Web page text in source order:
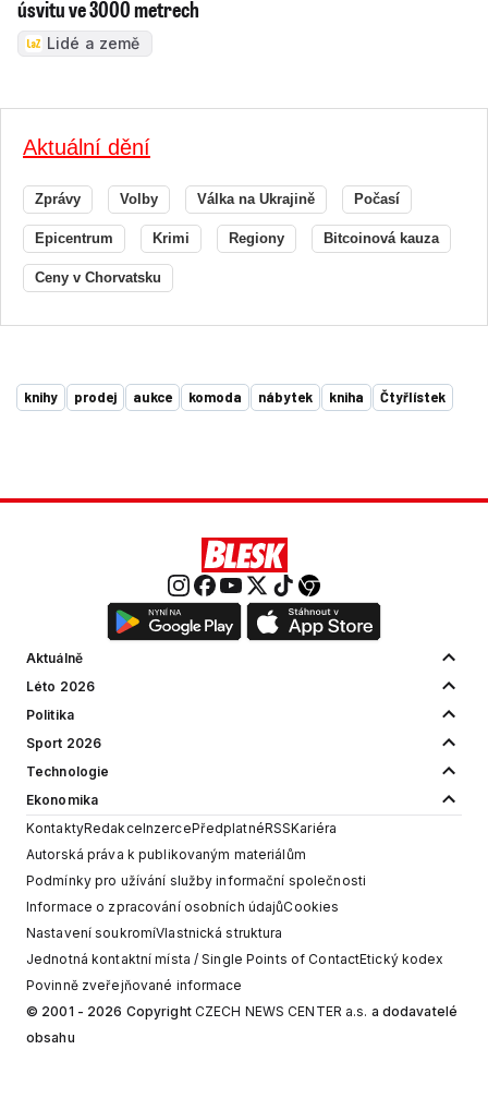
úsvitu ve 3000 metrech
Lidé a země
Aktuální dění
Zprávy Volby Válka na Ukrajině Počasí
Epicentrum Krimi Regiony Bitcoinová kauza
Ceny v Chorvatsku
knihy prodej aukce komoda nábytek kniha Čtyřlístek
Aktuálně
Léto 2026
Politika
Sport 2026
Technologie
Ekonomika
KontaktyRedakceInzercePředplatnéRSSKariéra
Autorská práva k publikovaným materiálům
Podmínky pro užívání služby informační společnosti
Informace o zpracování osobních údajůCookies
Nastavení soukromíVlastnická struktura
Jednotná kontaktní místa / Single Points of ContactEtický kodex
Povinně zveřejňované informace
© 2001 - 2026 Copyright CZECH NEWS CENTER a.s. a dodavatelé
obsahu